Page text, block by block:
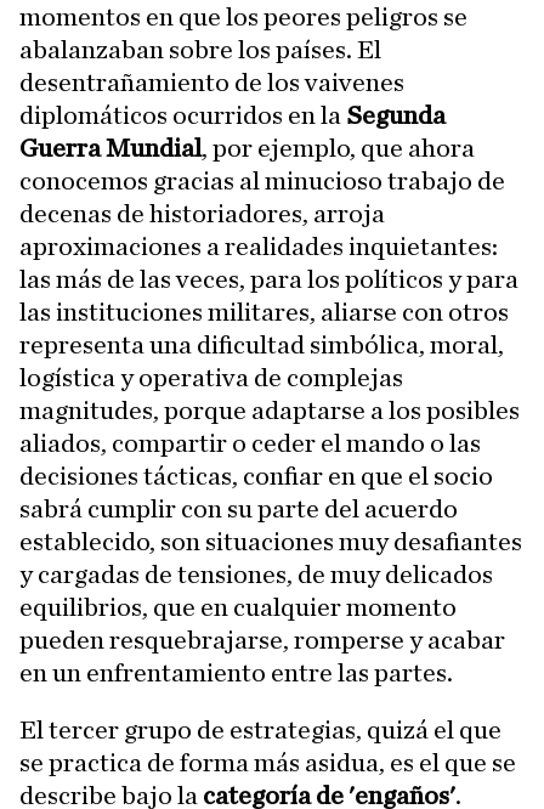
momentos en que los peores peligros se
abalanzaban sobre los países. El
desentrañamiento de los vaivenes
diplomáticos ocurridos en la Segunda
Guerra Mundial, por ejemplo, que ahora
conocemos gracias al minucioso trabajo de
decenas de historiadores, arroja
aproximaciones a realidades inquietantes:
las más de las veces, para los políticos y para
las instituciones militares, aliarse con otros
representa una dificultad simbólica, moral,
logística y operativa de complejas
magnitudes, porque adaptarse a los posibles
aliados, compartir o ceder el mando o las
decisiones tácticas, confiar en que el socio
sabrá cumplir con su parte del acuerdo
establecido, son situaciones muy desafiantes
y cargadas de tensiones, de muy delicados
equilibrios, que en cualquier momento
pueden resquebrajarse, romperse y acabar
en un enfrentamiento entre las partes.
El tercer grupo de estrategias, quizá el que
se practica de forma más asidua, es el que se
describe bajo la categoría de 'engaños'.